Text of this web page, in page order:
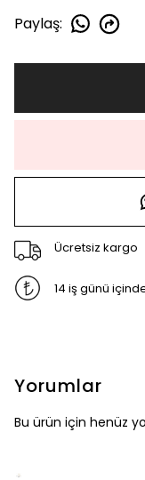
Paylaş:
Ücretsiz kargo
14 iş günü
Yorumlar
Bu ürün için henüz